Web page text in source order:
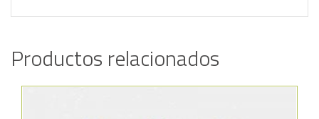
Productos relacionados